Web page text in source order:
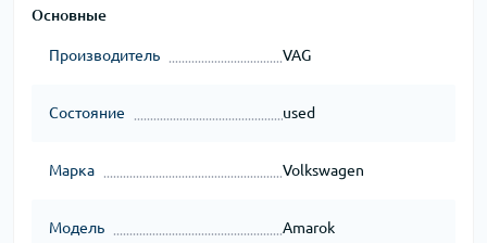
Основные
Производитель VAG
Состояние used
Марка Volkswagen
Модель Amarok